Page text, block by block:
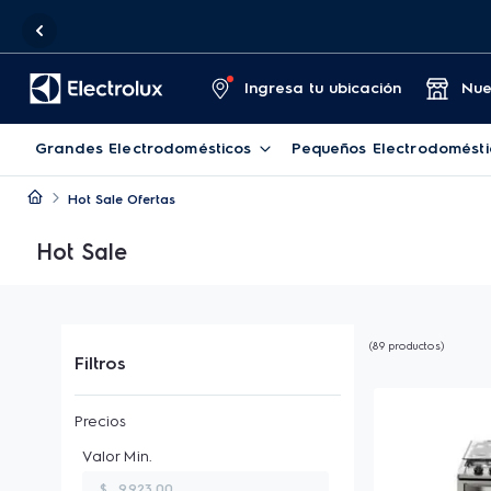
Ingresa tu ubicación
Grandes Electrodomésticos Pequeños
Hot Sale Ofertas
Hot Sale
Filtros
89 productos